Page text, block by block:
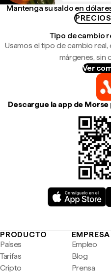
Mantenga su saldo en
Tipo de cambio
Usamos el tipo de cambio
márgenes, sin
Ver
Descargue la app de
PRODUCTO
Países
Tarifas
Cripto
EMPRESA
Empleo
Blog
Prensa